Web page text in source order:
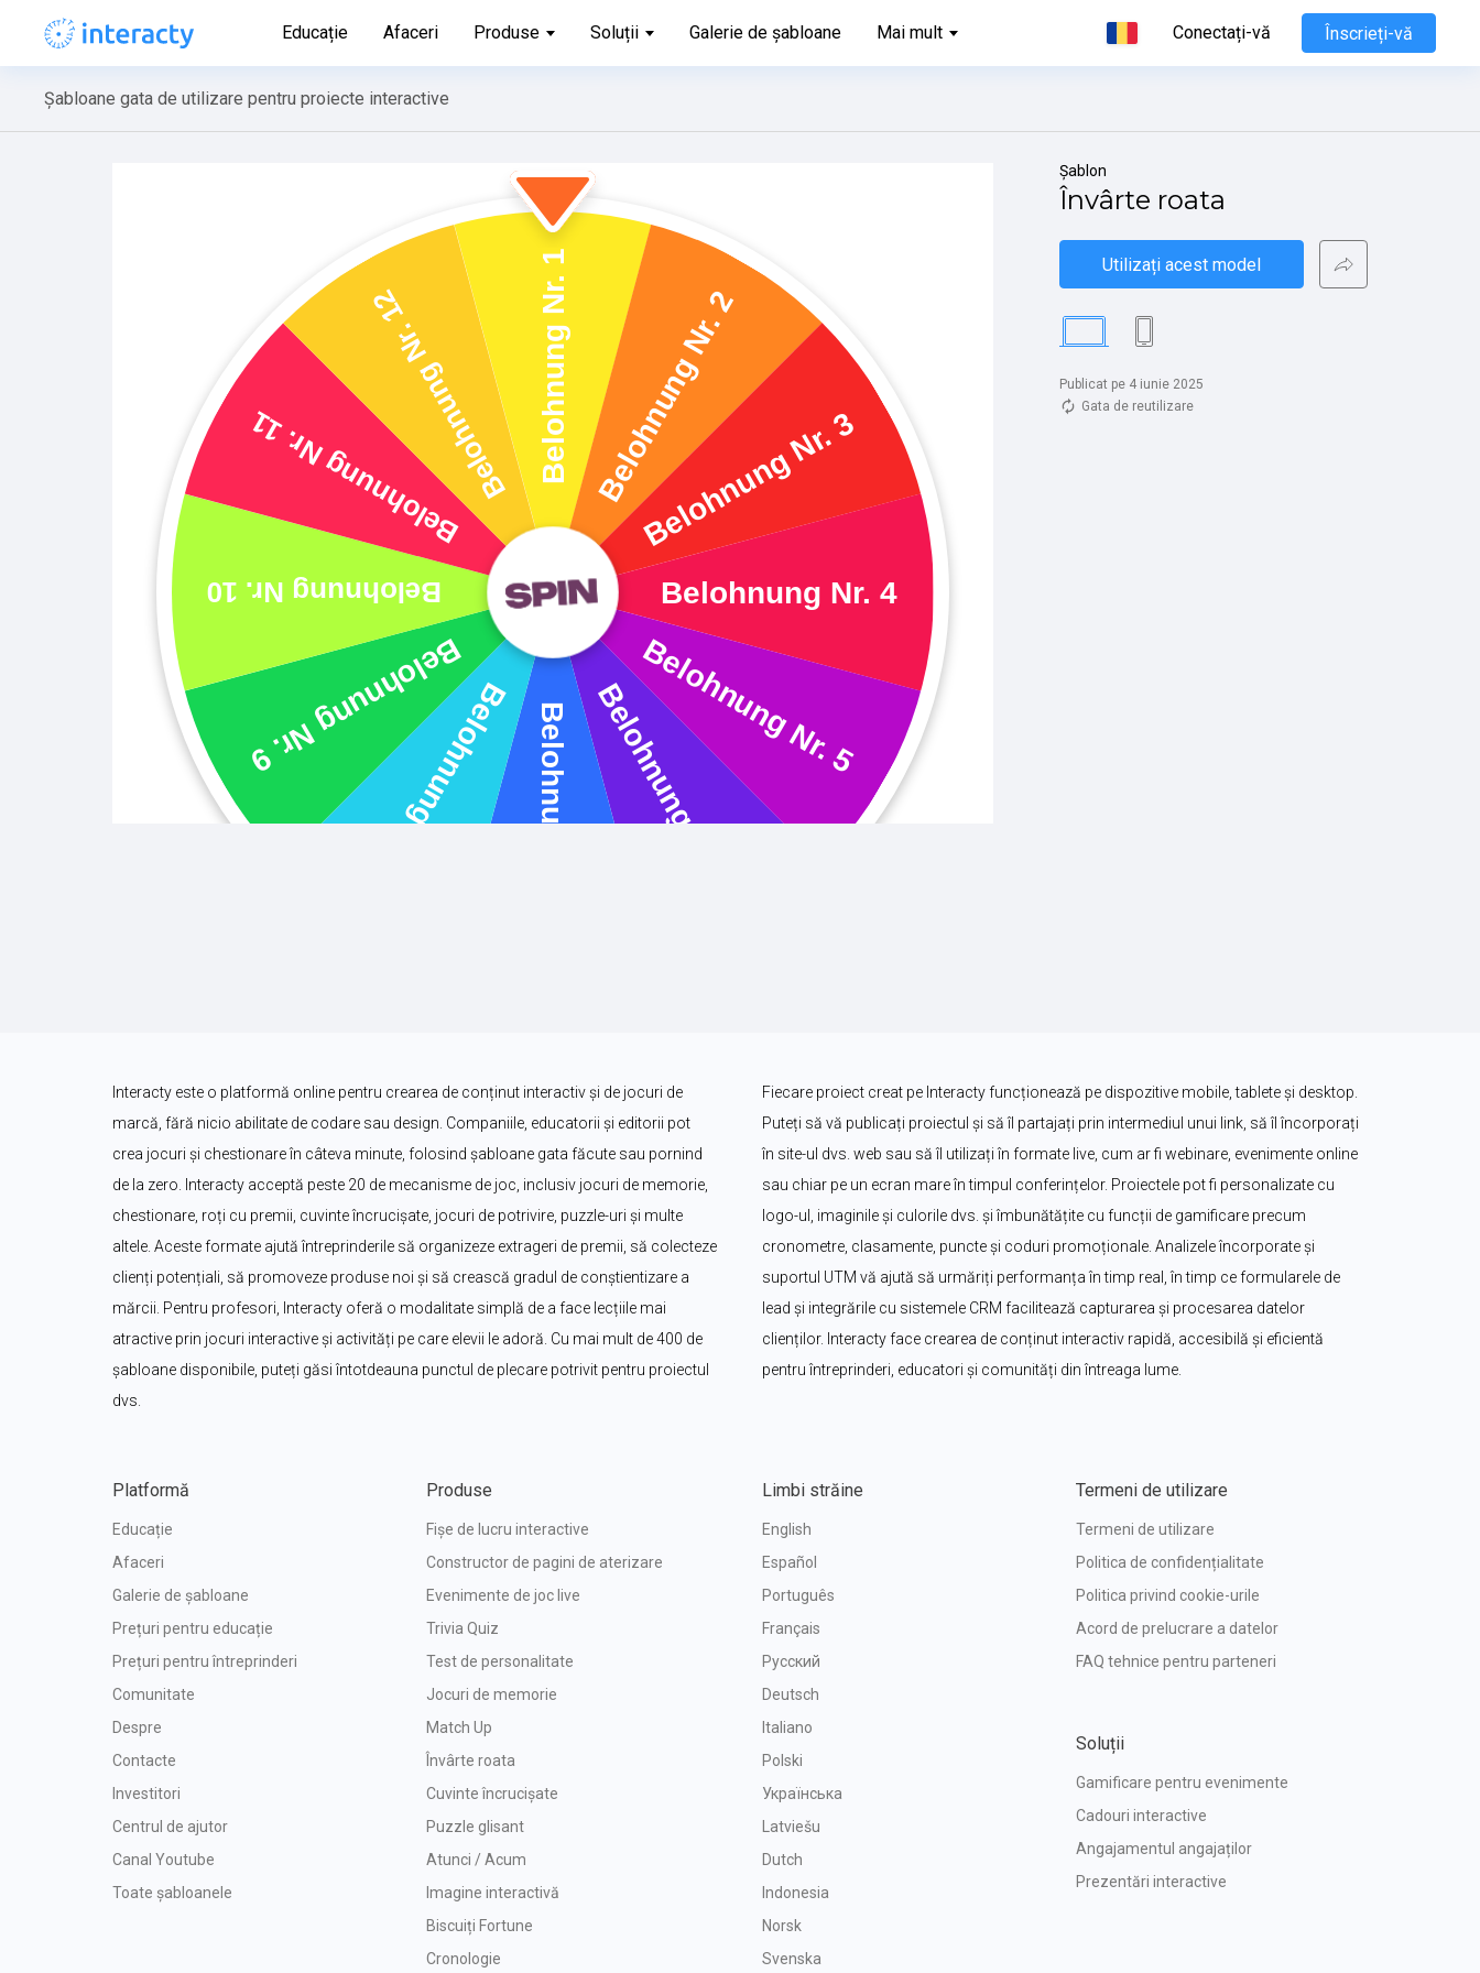
Educație Afaceri Produse Soluții Galerie de șabloane Mai mult Conectați-vă Înscrieți-vă
Șabloane gata de utilizare pentru proiecte interactive
Șablon
Învârte roata
Utilizați acest model
Publicat pe 4 iunie 2025
Gata de reutilizare
Interacty este o platformă online pentru crearea de conținut interactiv și de jocuri de
marcă, fără nicio abilitate de codare sau design. Companiile, educatorii și editorii pot
crea jocuri și chestionare în câteva minute, folosind șabloane gata făcute sau pornind
de la zero. Interacty acceptă peste 20 de mecanisme de joc, inclusiv jocuri de memorie,
chestionare, roți cu premii, cuvinte încrucișate, jocuri de potrivire, puzzle-uri și multe
altele. Aceste formate ajută întreprinderile să organizeze extrageri de premii, să colecteze
clienți potențiali, să promoveze produse noi și să crească gradul de conștientizare a
mărcii. Pentru profesori, Interacty oferă o modalitate simplă de a face lecțiile mai
atractive prin jocuri interactive și activități pe care elevii le adoră. Cu mai mult de 400 de
șabloane disponibile, puteți găsi întotdeauna punctul de plecare potrivit pentru proiectul
dvs.
Fiecare proiect creat pe Interacty funcționează pe dispozitive mobile, tablete și desktop.
Puteți să vă publicați proiectul și să îl partajați prin intermediul unui link, să îl încorporați
în site-ul dvs. web sau să îl utilizați în formate live, cum ar fi webinare, evenimente online
sau chiar pe un ecran mare în timpul conferințelor. Proiectele pot fi personalizate cu
logo-ul, imaginile și culorile dvs. și îmbunătățite cu funcții de gamificare precum
cronometre, clasamente, puncte și coduri promoționale. Analizele încorporate și
suportul UTM vă ajută să urmăriți performanța în timp real, în timp ce formularele de
lead și integrările cu sistemele CRM facilitează capturarea și procesarea datelor
clienților. Interacty face crearea de conținut interactiv rapidă, accesibilă și eficientă
pentru întreprinderi, educatori și comunități din întreaga lume.
Platformă
Educație
Afaceri
Galerie de șabloane
Prețuri pentru educație
Prețuri pentru întreprinderi
Comunitate
Despre
Contacte
Investitori
Centrul de ajutor
Canal Youtube
Toate șabloanele
Produse
Fișe de lucru interactive
Constructor de pagini de aterizare
Evenimente de joc live
Trivia Quiz
Test de personalitate
Jocuri de memorie
Match Up
Învârte roata
Cuvinte încrucișate
Puzzle glisant
Atunci / Acum
Imagine interactivă
Biscuiți Fortune
Cronologie
Limbi străine
English
Español
Português
Français
Русский
Deutsch
Italiano
Polski
Українська
Latviešu
Dutch
Indonesia
Norsk
Svenska
Termeni de utilizare
Termeni de utilizare
Politica de confidențialitate
Politica privind cookie-urile
Acord de prelucrare a datelor
FAQ tehnice pentru parteneri
Soluții
Gamificare pentru evenimente
Cadouri interactive
Angajamentul angajaților
Prezentări interactive